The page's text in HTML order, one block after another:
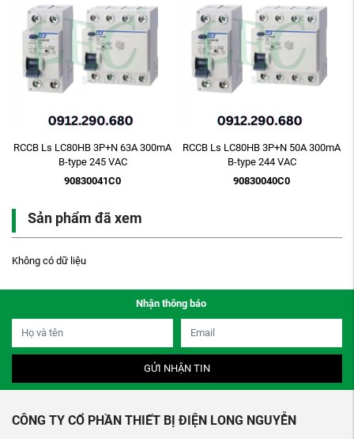
RCCB Ls LC80HB 3P+N 63A 300mA
B-type 245 VAC
90830041C0
RCCB Ls LC80HB 3P+N 50A 300mA
B-type 244 VAC
90830040C0
Sản phẩm đã xem
Không có dữ liệu
Nhận thông báo
GỬI NHẬN TIN
CÔNG TY CỔ PHẦN THIẾT BỊ ĐIỆN LONG NGUYỄN